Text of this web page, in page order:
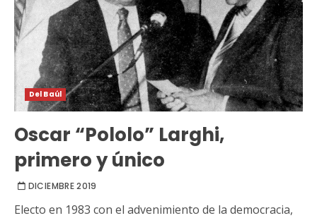
Del Baúl
Oscar “Pololo” Larghi,
primero y único
DICIEMBRE 2019
Electo en 1983 con el advenimiento de la democracia,